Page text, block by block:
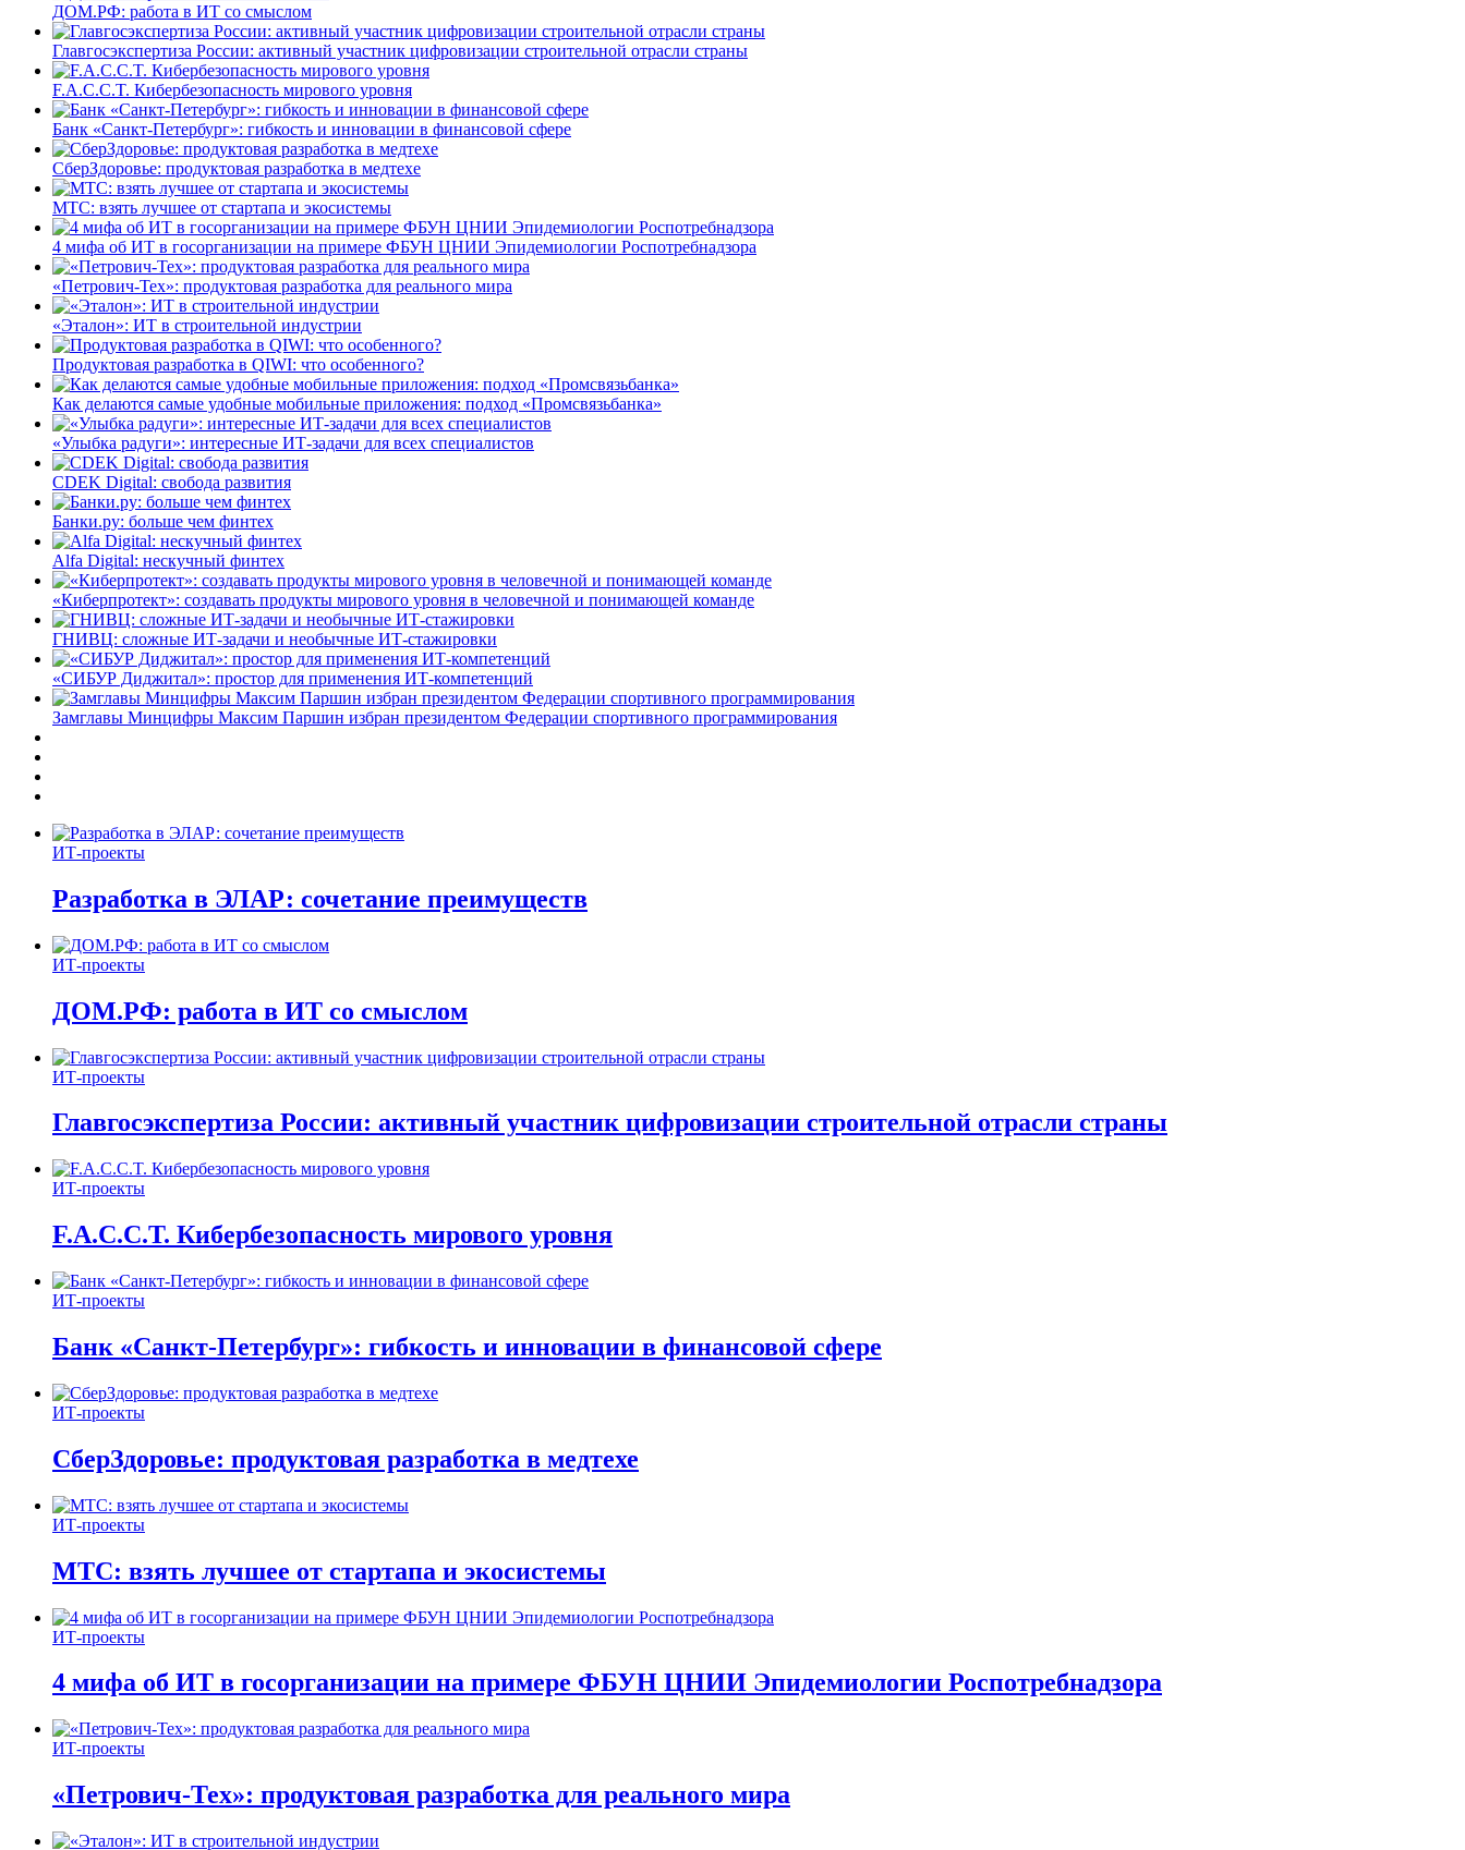
ДОМ.РФ: работа в ИТ со смыслом
Главгосэкспертиза России: активный участник цифровизации строительной отрасли страны
F.A.C.C.T. Кибербезопасность мирового уровня
Банк «Санкт-Петербург»: гибкость и инновации в финансовой сфере
СберЗдоровье: продуктовая разработка в медтехе
МТС: взять лучшее от стартапа и экосистемы
4 мифа об ИТ в госорганизации на примере ФБУН ЦНИИ Эпидемиологии Роспотребнадзора
«Петрович-Тех»: продуктовая разработка для реального мира
«Эталон»: ИТ в строительной индустрии
Продуктовая разработка в QIWI: что особенного?
Как делаются самые удобные мобильные приложения: подход «Промсвязьбанка»
«Улыбка радуги»: интересные ИТ-задачи для всех специалистов
CDEK Digital: свобода развития
Банки.ру: больше чем финтех
Alfa Digital: нескучный финтех
«Киберпротект»: создавать продукты мирового уровня в человечной и понимающей команде
ГНИВЦ: сложные ИТ‑задачи и необычные ИТ‑стажировки
«СИБУР Диджитал»: простор для применения ИТ-компетенций
Замглавы Минцифры Максим Паршин избран президентом Федерации спортивного программирования
ИТ-проекты
Разработка в ЭЛАР: сочетание преимуществ
ИТ-проекты
ДОМ.РФ: работа в ИТ со смыслом
ИТ-проекты
Главгосэкспертиза России: активный участник цифровизации строительной отрасли страны
ИТ-проекты
F.A.C.C.T. Кибербезопасность мирового уровня
ИТ-проекты
Банк «Санкт-Петербург»: гибкость и инновации в финансовой сфере
ИТ-проекты
СберЗдоровье: продуктовая разработка в медтехе
ИТ-проекты
МТС: взять лучшее от стартапа и экосистемы
ИТ-проекты
4 мифа об ИТ в госорганизации на примере ФБУН ЦНИИ Эпидемиологии Роспотребнадзора
ИТ-проекты
«Петрович-Тех»: продуктовая разработка для реального мира